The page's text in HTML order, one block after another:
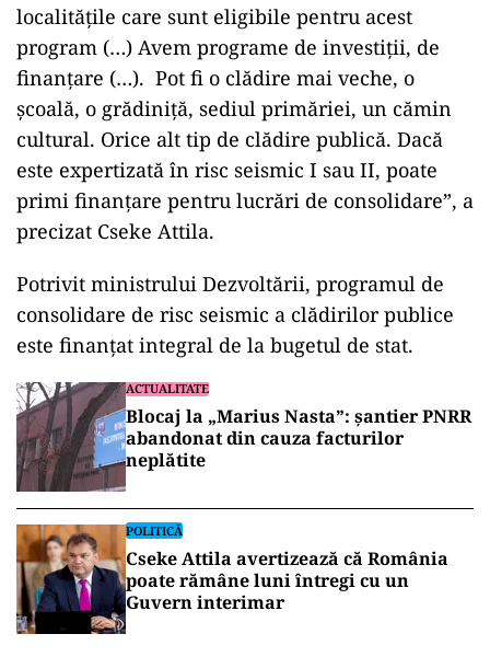
localitățile care sunt eligibile pentru acest
program (…) Avem programe de investiții, de
finanțare (…). Pot fi o clădire mai veche, o
școală, o grădiniță, sediul primăriei, un cămin
cultural. Orice alt tip de clădire publică. Dacă
este expertizată în risc seismic I sau II, poate
primi finanțare pentru lucrări de consolidare”, a
precizat Cseke Attila.
Potrivit ministrului Dezvoltării, programul de
consolidare de risc seismic a clădirilor publice
este finanțat integral de la bugetul de stat.
ACTUALITATE
Blocaj la „Marius Nasta”: șantier PNRR
abandonat din cauza facturilor
neplătite
POLITICĂ
Cseke Attila avertizează că România
poate rămâne luni întregi cu un
Guvern interimar